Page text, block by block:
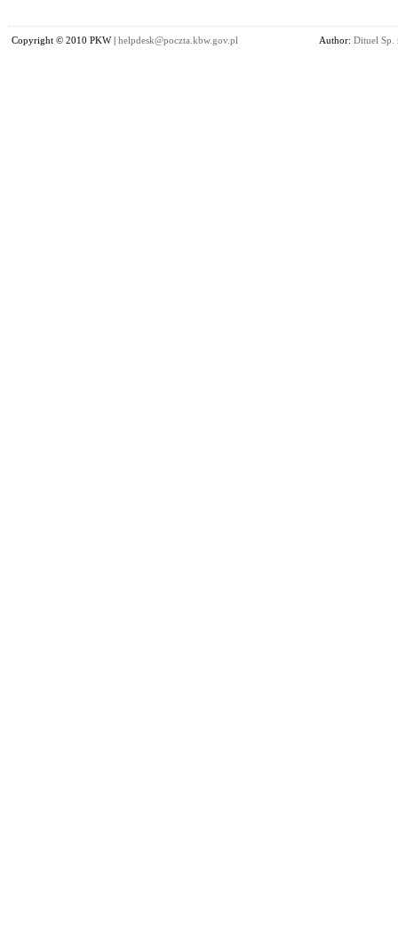
Copyright © 2010 PKW | helpdesk@poczta.kbw.gov.pl Author: Dituel Sp.